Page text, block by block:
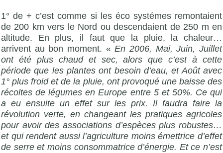
1° de + c’est comme si les éco systémes remontaient
de 200 km vers le Nord ou descendaient de 250 m en
altitude. En plus, il faut que la pluie, la chaleur…
arrivent au bon moment. «En 2006, Mai, Juin, Juillet
ont été plus chaud et sec, alors que c’est à cette
période que les plantes ont besoin d’eau, et Août avec
1° plus froid et de la pluie, ont provoqué une baisse des
récoltes de légumes en Europe entre 5 et 50%. Ce qui
a eu ensuite un effet sur les prix. Il faudra faire la
révolution verte, en changeant les pratiques agricoles
pour avoir des associations d’espèces plus robustes…
et qui rendent aussi l’agriculture moins émettrice d’effet
de serre et moins consommatrice d’énergie. Et ce n’est